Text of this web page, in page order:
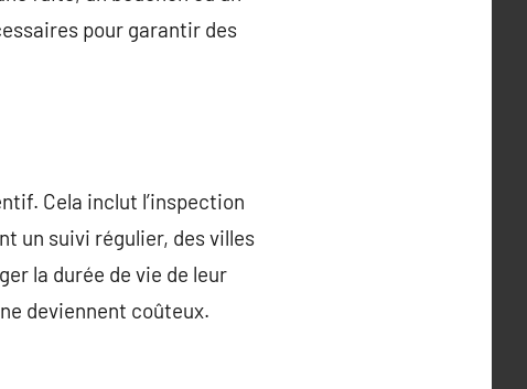
pour garantir des
Cela inclut l’inspection
un suivi régulier, des villes
la durée de vie de leur
deviennent coûteux.